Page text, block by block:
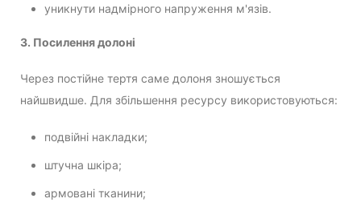
уникнути надмірного напруження м'язів.
3. Посилення долоні
Через постійне тертя саме долоня зношується
найшвидше. Для збільшення ресурсу використовуються:
подвійні накладки;
штучна шкіра;
армовані тканини;